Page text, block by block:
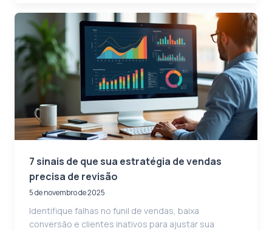
7 sinais de que sua estratégia de vendas
precisa de revisão
5 de novembro de 2025
Identifique falhas no funil de vendas, baixa
conversão e clientes inativos para ajustar sua